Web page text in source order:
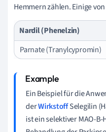
Hemmern zählen. Einige
Nardil (Phenelzin)
Parnate (Tranylcypromin)
Ein Beispiel für die
derWirkstoffSelegilin
ist ein selektiver MAO-